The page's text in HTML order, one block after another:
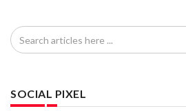
SOCIAL PIXEL